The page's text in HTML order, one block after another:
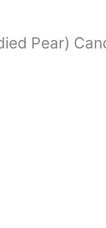
Pear)